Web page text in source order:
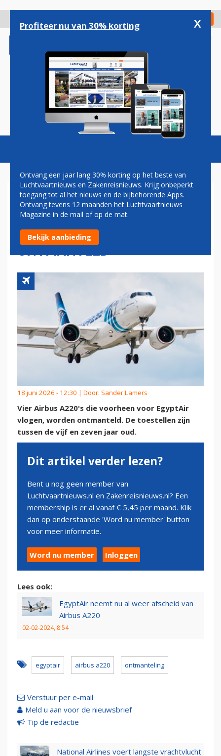
gaan
Check in
Magazine Podcasts Vacatures
VIER VOORMALIGE AIRBUS
A220’S VAN EGYPTAIR NA
NOG GEEN ZEVEN JAAR
ONTMANTELD
18 juni 2026 - 12:30 | Door: Sander Lamers
Vier Airbus A220's die voorheen voor EgyptAir
vlogen, worden ontmanteld. De toestellen zijn
tussen de vijf en zeven jaar oud.
Dit artikel verder lezen?
Bent u nog geen member van
Luchtvaartnieuws.nl en Zakenreisnieuws.nl? Een
membership is er al vanaf € 5,45 per maand. Klik
dan op onderstaande 'Word nu member' button
voor meer informatie.
Word nu member Inloggen
Lees ook:
EgyptAir neemt nu al weer afscheid van
Airbus A220
02-02-2024, 8:54
egyptair airbus a220 ontmanteling
Verstuur per e-mail
Meld u aan voor de nieuwsbrief
Tip de redactie
National Airlines voert langste vrachtvlucht
Profiteer nu van 30% korting x
Ontvang een jaar lang 30% korting op het beste van
Luchtvaartnieuws en Zakenreisnieuws. Krijg onbeperkt
toegang tot al het nieuws en de bijbehorende Apps.
Ontvang tevens 12 maanden het Luchtvaartnieuws
Magazine in de mail of op de mat.
Bekijk aanbieding